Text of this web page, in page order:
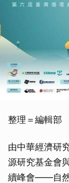
整理＝編輯部
由中華經濟研
源研究基金會
續峰會——自然